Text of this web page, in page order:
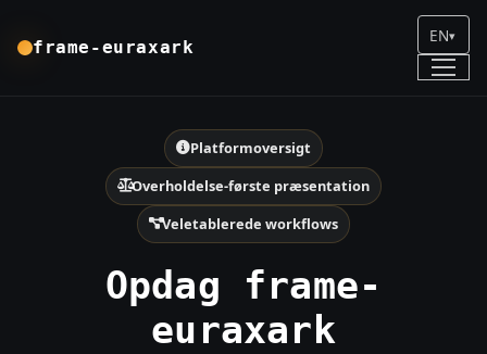
frame-euraxark
EN▾
Platformoversigt
Overholdelse-første præsentation
Veletablerede workflows
Opdag frame-
euraxark